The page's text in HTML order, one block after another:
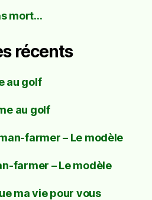
mort…
récents
au golf
au golf
farmer – Le modèle
farmer – Le modèle
ma vie pour vous